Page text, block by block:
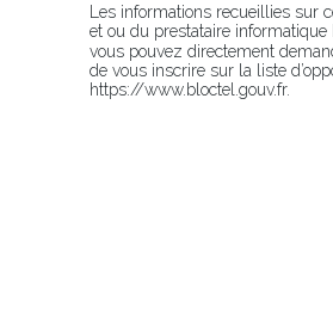
Les informations recueillies sur
et ou du prestataire
vous pouvez directement
de vous inscrire sur la liste
https://www.bloctel.gouv.fr.